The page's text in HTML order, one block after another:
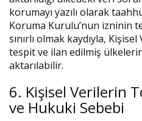
korumayı yazılı olarak
Koruma Kurulu’nun izninin
sınırlı olmak kaydıyla,
tespit ve ilan edilmiş
aktarılabilir.
6. Kişisel Verilerin
ve Hukuki Sebebi